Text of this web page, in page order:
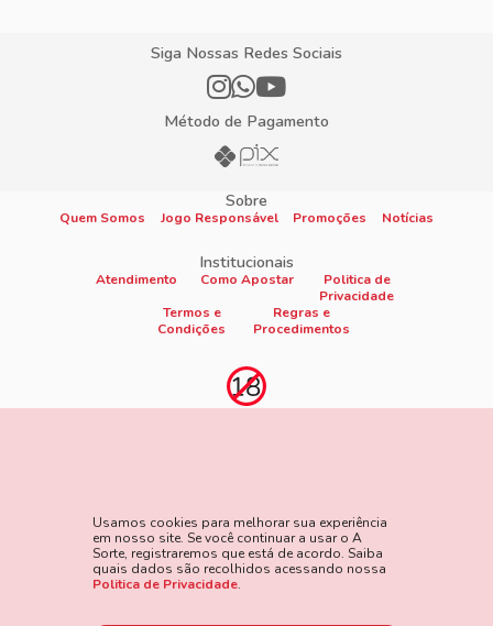
Usamos cookies para melhorar sua experiência
em nosso site. Se você continuar a usar o A
Sorte, registraremos que está de acordo. Saiba
quais dados são recolhidos acessando nossa
Politica de Privacidade.
Siga Nossas Redes Sociais
Método de Pagamento
Sobre
Quem Somos Jogo Responsável Promoções Notícias
Institucionais
Atendimento Como Apostar
Politica de
Privacidade
Termos e
Condições
Regras e
Procedimentos
perdas financeiras e em excesso podem causar riscos à saúde.
Veja nossa página de Jogo Responsável para mais detalhes e
as ferramentas disponíveis. Jogue com responsabilidade:
www.gamblersanonymous.orgAcesse aqui os Termos e
Condições do site.